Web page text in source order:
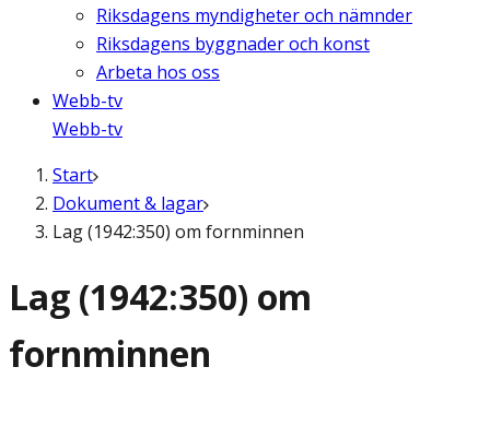
Riksdagens myndigheter och nämnder
Riksdagens byggnader och konst
Arbeta hos oss
Webb-tv
Webb-tv
Start
Dokument & lagar
Lag (1942:350) om fornminnen
Lag (1942:350) om
fornminnen